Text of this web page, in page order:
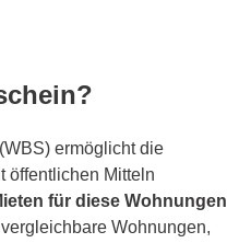
(WBS) ermöglicht die
öffentlichen Mitteln
für diese Wohnungen
Wohnungen,